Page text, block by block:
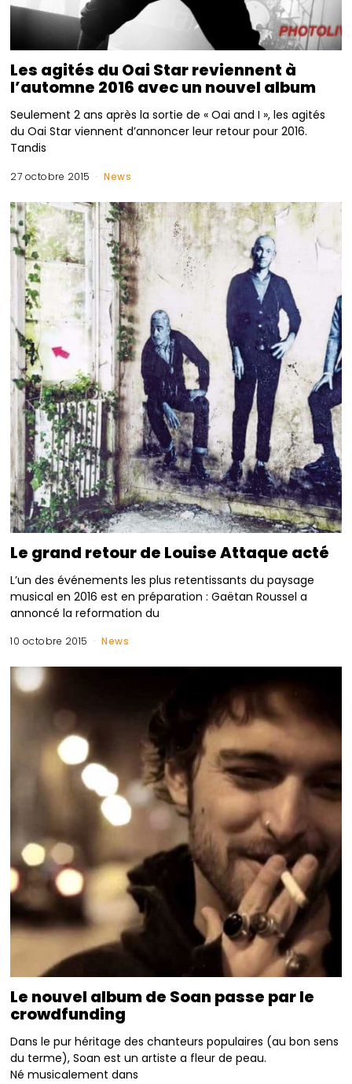
Les agités du Oai Star reviennent à
l’automne 2016 avec un nouvel album
Seulement 2 ans après la sortie de « Oai and I », les agités
du Oai Star viennent d’annoncer leur retour pour 2016.
Tandis
27 octobre 2015 News
Le grand retour de Louise Attaque acté
L’un des événements les plus retentissants du paysage
musical en 2016 est en préparation : Gaëtan Roussel a
annoncé la reformation du
10 octobre 2015 News
Le nouvel album de Soan passe par le
crowdfunding
Dans le pur héritage des chanteurs populaires (au bon sens
du terme), Soan est un artiste a fleur de peau.
Né musicalement dans